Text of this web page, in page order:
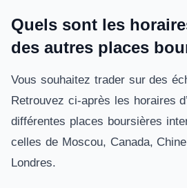
Quels sont les
des autres places
Vous souhaitez trader sur des
Retrouvez ci-après les horaires
différentes places boursières
celles de Moscou, Canada,
Londres.